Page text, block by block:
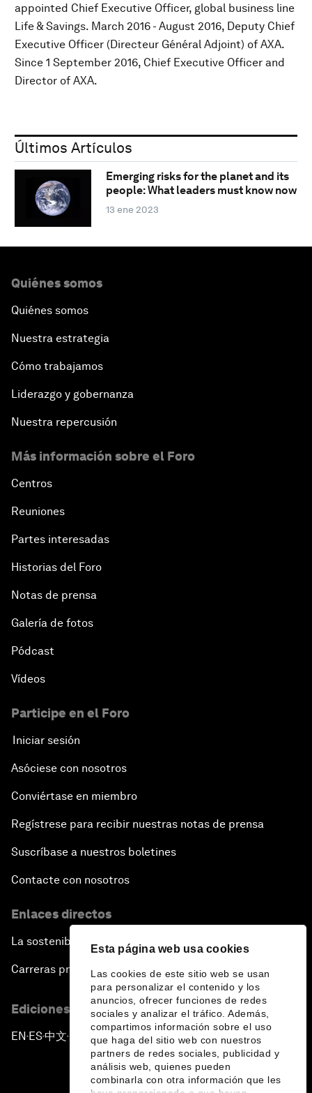
Esta página web usa cookies
Las cookies de este sitio web se usan
para personalizar el contenido y los
anuncios, ofrecer funciones de redes
sociales y analizar el tráfico. Además,
compartimos información sobre el uso
que haga del sitio web con nuestros
partners de redes sociales, publicidad y
análisis web, quienes pueden
combinarla con otra información que les
appointed Chief Executive Officer, global business line
Life & Savings. March 2016 - August 2016, Deputy Chief
Executive Officer (Directeur Général Adjoint) of AXA.
Since 1 September 2016, Chief Executive Officer and
Director of AXA.
Últimos Artículos
Emerging risks for the planet and its
people: What leaders must know now
13 ene 2023
Quiénes somos
Quiénes somos
Nuestra estrategia
Cómo trabajamos
Liderazgo y gobernanza
Nuestra repercusión
Más información sobre el Foro
Centros
Reuniones
Partes interesadas
Historias del Foro
Notas de prensa
Galería de fotos
Pódcast
Vídeos
Participe en el Foro
Iniciar sesión
Asóciese con nosotros
Conviértase en miembro
Regístrese para recibir nuestras notas de prensa
Suscríbase a nuestros boletines
Contacte con nosotros
Enlaces directos
La sostenibilidad en el Foro
Carreras profesionales
Ediciones en otros idiomas
EN ▪ES▪中文▪ 日本語